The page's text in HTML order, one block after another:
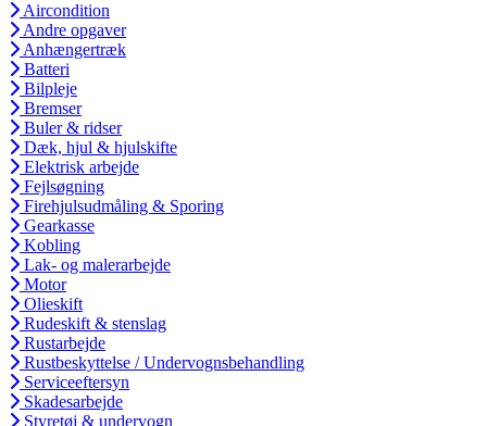
Aircondition
Andre opgaver
Anhængertræk
Batteri
Bilpleje
Bremser
Buler & ridser
Dæk, hjul & hjulskifte
Elektrisk arbejde
Fejlsøgning
Firehjulsudmåling & Sporing
Gearkasse
Kobling
Lak- og malerarbejde
Motor
Olieskift
Rudeskift & stenslag
Rustarbejde
Rustbeskyttelse / Undervognsbehandling
Serviceeftersyn
Skadesarbejde
Styretøj & undervogn